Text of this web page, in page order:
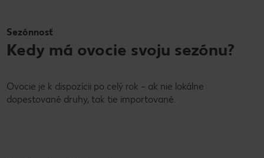
Sezónnosť
Kedy má ovocie svoju sezónu?
Ovocie je k dispozícii po celý rok – ak nie lokálne
dopestované druhy, tak tie importované.